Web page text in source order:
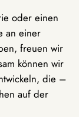
oder einen
an einer
freuen wir
können wir
die –
auf der